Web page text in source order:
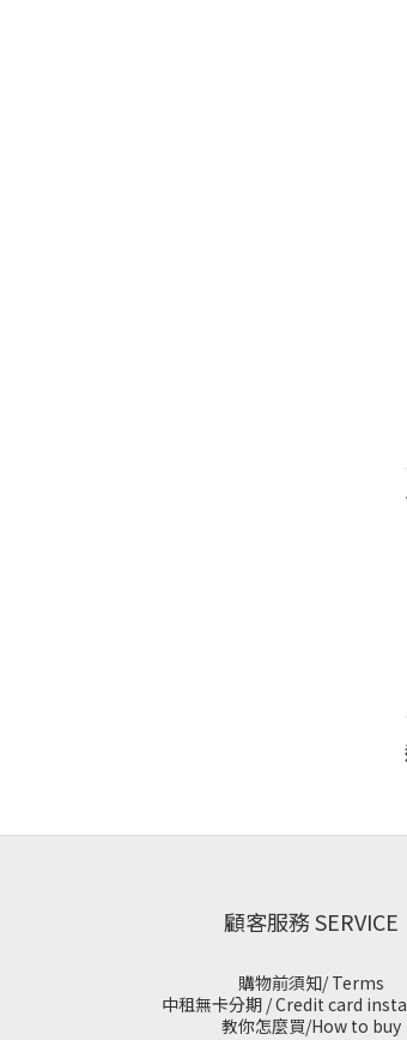
顧客服務 SERVICE
購物前須知/ Terms
中租無卡分期 / Credit card
教你怎麼買/How to buy